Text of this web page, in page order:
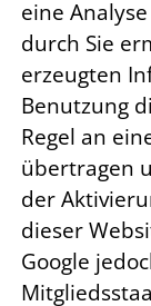
eine
durch Sie
erzeugten
Benutzung
Regel an
übertragen
der
dieser
Google